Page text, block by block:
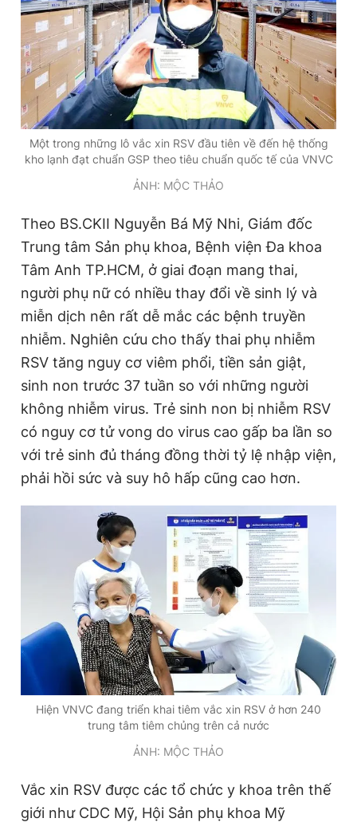
Một trong những lô vắc xin RSV đầu tiên về đến hệ thống
kho lạnh đạt chuẩn GSP theo tiêu chuẩn quốc tế của VNVC
ẢNH: MỘC THẢO
Theo BS.CKII Nguyễn Bá Mỹ Nhi, Giám đốc
Trung tâm Sản phụ khoa, Bệnh viện Đa khoa
Tâm Anh TP.HCM, ở giai đoạn mang thai,
người phụ nữ có nhiều thay đổi về sinh lý và
miễn dịch nên rất dễ mắc các bệnh truyền
nhiễm. Nghiên cứu cho thấy thai phụ nhiễm
RSV tăng nguy cơ viêm phổi, tiền sản giật,
sinh non trước 37 tuần so với những người
không nhiễm virus. Trẻ sinh non bị nhiễm RSV
có nguy cơ tử vong do virus cao gấp ba lần so
với trẻ sinh đủ tháng đồng thời tỷ lệ nhập viện,
phải hồi sức và suy hô hấp cũng cao hơn.
Hiện VNVC đang triển khai tiêm vắc xin RSV ở hơn 240
trung tâm tiêm chủng trên cả nước
ẢNH: MỘC THẢO
Vắc xin RSV được các tổ chức y khoa trên thế
giới như CDC Mỹ, Hội Sản phụ khoa Mỹ